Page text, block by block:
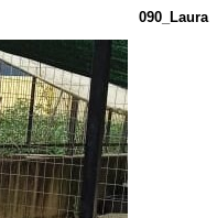
090_Laura